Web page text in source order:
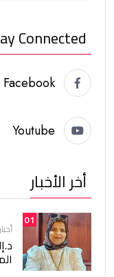
Connected
Facebook
Youtube
أخر الأخبار
01
أخبار